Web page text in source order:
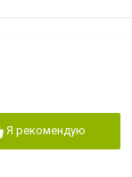
Я рекомендую